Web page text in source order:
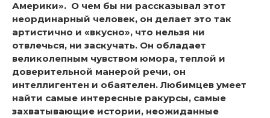
Америки». О чем бы ни рассказывал этот
неординарный человек, он делает это так
артистично и «вкусно», что нельзя ни
отвлечься, ни заскучать. Он обладает
великолепным чувством юмора, теплой и
доверительной манерой речи, он
интеллигентен и обаятелен. Любимцев умеет
найти самые интересные ракурсы, самые
захватывающие истории, неожиданные